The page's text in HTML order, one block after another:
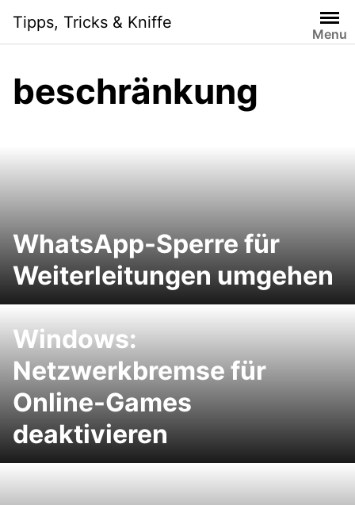
content
Tipps, Tricks & Kniffe
Menu
beschränkung
WhatsApp-Sperre für
Weiterleitungen umgehen
Windows:
Netzwerkbremse für
Online-Games
deaktivieren